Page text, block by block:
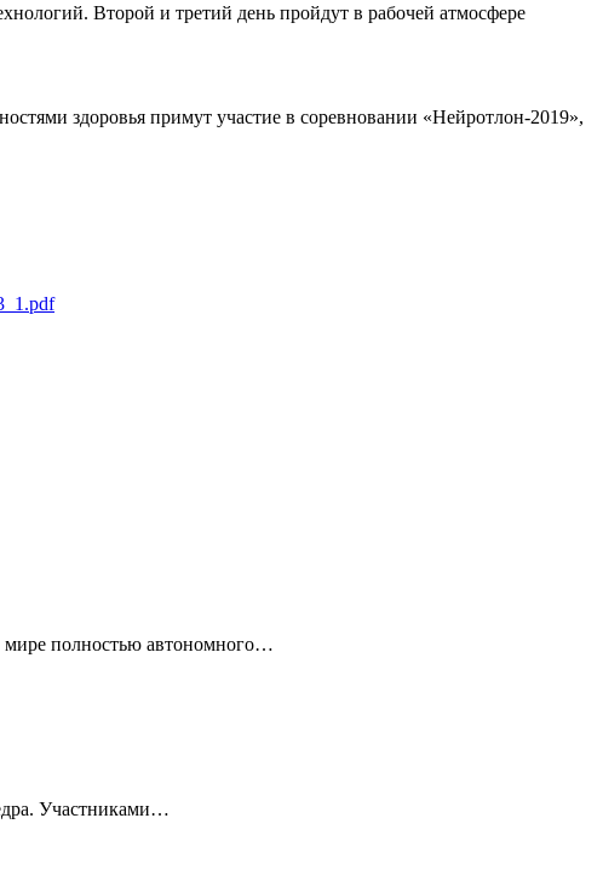
Второй и третий день пройдут в рабочей атмосфере
здоровья примут участие в соревновании «Нейротлон-2019»,
мире полностью автономного…
Участниками…